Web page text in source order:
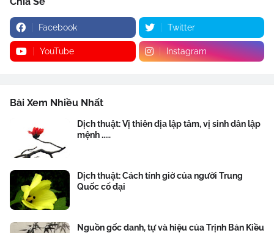
Facebook Twitter
YouTube Instagram
Bài Xem Nhiều Nhất
Dịch thuật: Vị thiên địa lập tâm, vị sinh dân lập
mệnh .....
Dịch thuật: Cách tính giờ của người Trung
Quốc cổ đại
Nguồn gốc danh, tự và hiệu của Trịnh Bản Kiều